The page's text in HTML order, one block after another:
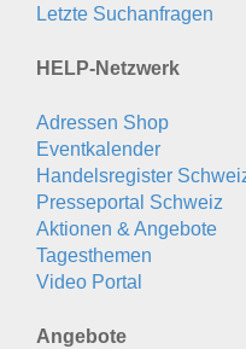
Letzte Suchanfragen
HELP-Netzwerk
Adressen Shop
Eventkalender
Handelsregister
Presseportal Schweiz
Aktionen & Angebote
Tagesthemen
Video Portal
Angebote